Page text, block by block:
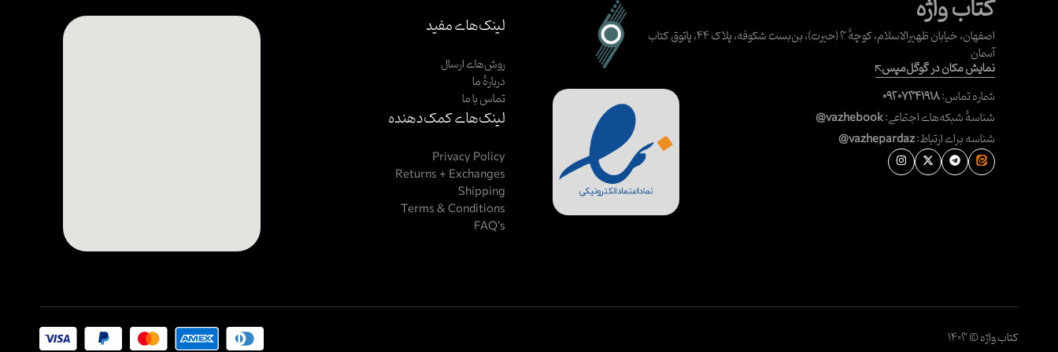
کتاب واژه
اصفهان، خیابان ظهیرالاسلام، کوچهٔ ۳ (حیرت)، بن‌بست شکوفه، پلاک ۴۴، پاتوق کتاب
آسمان
نمایش مکان در گوگل‌مپس
شماره تماس:۰۹۲۰۷۳۴۱۹۱۸
شناسهٔ شبکه‌های اجتماعی:@vazhebook
شناسه برای ارتباط:@vazhepardaz
لینک‌های مفید
روش‌های ارسال
دربارهٔ ما
تماس با ما
لینک‌های کمک‌دهنده
Privacy Policy
Returns + Exchanges
Shipping
Terms & Conditions
FAQ’s
کتاب واژه © ۱۴۰۳